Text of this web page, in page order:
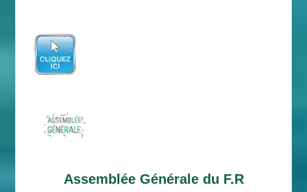
Assemblée Générale du F.R